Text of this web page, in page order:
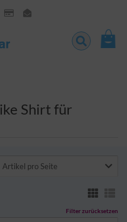
Shirt für
Artikel pro Seite
Filter zurücksetzen